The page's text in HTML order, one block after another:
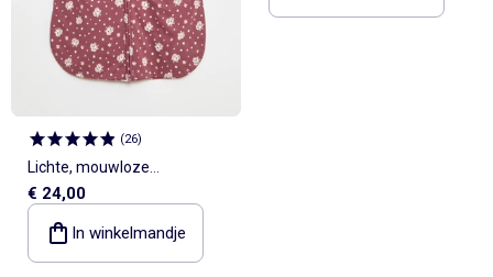
(26)
Lichte, mouwloze
babyslaapzak van katoen
met Disney/Marie-print,
TOG-waarde 1
€ 24,00
In winkelmandje